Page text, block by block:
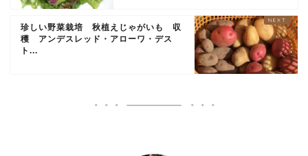
珍しい野菜栽培 秋植えじゃがいも 収
穫 アンデスレッド・アローワ・デス
ト...